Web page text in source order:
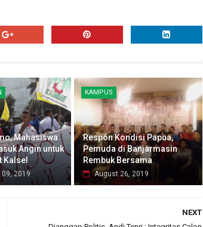
Mahasiswa
Angin untuk
Kalsel
09, 2019
KAMPUS
Respon Kondisi Papua,
Pemuda di Banjarmasin
Rembuk Bersama
August 26, 2019
NEXT